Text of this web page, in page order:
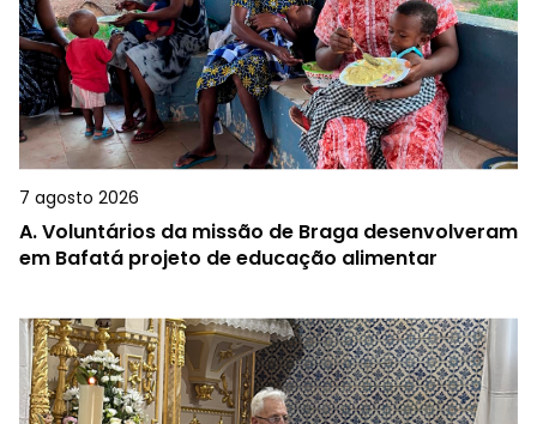
7 agosto 2026
A.Voluntários da missão de Braga desenvolveram
em Bafatá projeto de educação alimentar